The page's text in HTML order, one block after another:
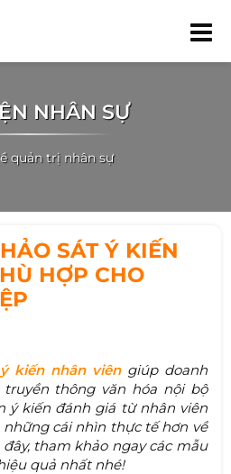
NHÂN SỰ
quản trị nhân sự
SÁT Ý KIẾN
HỢP CHO
kiến nhân viêngiúp doanh
thông văn hóa nội bộ
ý kiến đánh giá từ nhân viên
cái nhìn thực tế hơn về
tham khảo ngay các mẫu
quả nhất nhé!